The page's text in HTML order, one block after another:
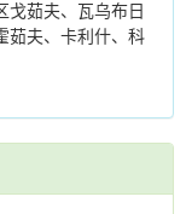
戈茹夫、瓦乌布日
茹夫、卡利什、科